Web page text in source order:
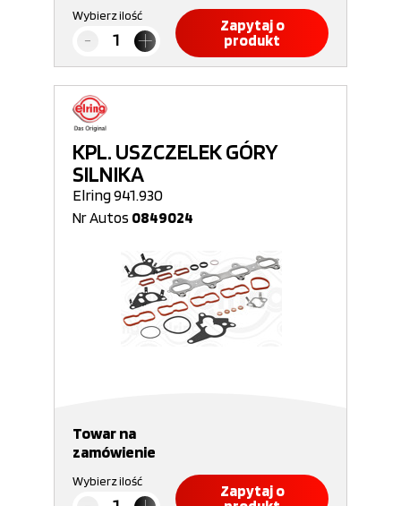
Wybierz ilość
Zapytaj o
produkt
KPL. USZCZELEK GÓRY
SILNIKA
Elring 941.930
Nr Autos 0849024
Towar na
zamówienie
Wybierz ilość
Zapytaj o